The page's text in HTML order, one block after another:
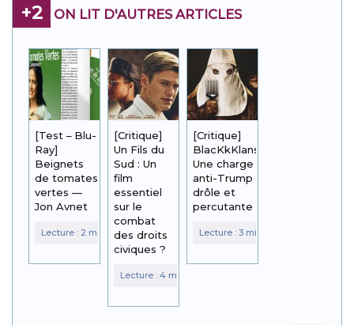
+2 ON LIT D'AUTRES ARTICLES
[Test – Blu-
Ray]
Beignets
de tomates
vertes —
Jon Avnet
[Critique]
Un Fils du
Sud : Un
film
essentiel
sur le
combat
des droits
civiques ?
[Critique]
BlacKkKlansman :
Une charge
anti-Trump
drôle et
percutante